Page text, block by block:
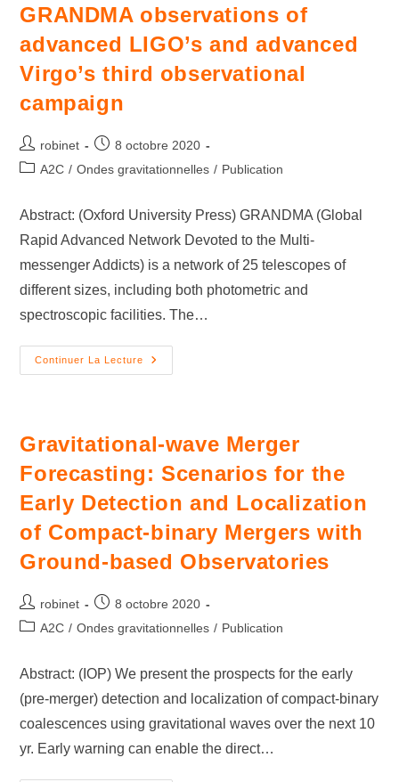
GRANDMA observations of
advanced LIGO’s and advanced
Virgo’s third observational
campaign
robinet
8 octobre 2020
A2C / Ondes gravitationnelles / Publication
Abstract: (Oxford University Press) GRANDMA (Global
Rapid Advanced Network Devoted to the Multi-
messenger Addicts) is a network of 25 telescopes of
different sizes, including both photometric and
spectroscopic facilities. The…
Continuer La Lecture
Gravitational-wave Merger
Forecasting: Scenarios for the
Early Detection and Localization
of Compact-binary Mergers with
Ground-based Observatories
robinet
8 octobre 2020
A2C / Ondes gravitationnelles / Publication
Abstract: (IOP) We present the prospects for the early
(pre-merger) detection and localization of compact-binary
coalescences using gravitational waves over the next 10
yr. Early warning can enable the direct…